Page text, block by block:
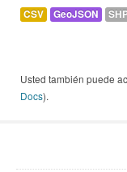
CSV GeoJSON
Usted también puede
Docs).